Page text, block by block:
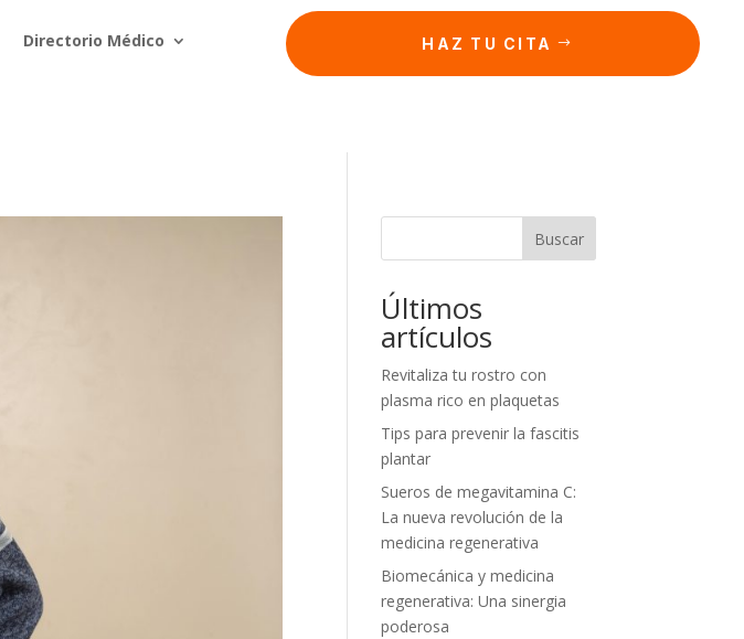
Directorio Médico
HAZ TU CITA
Buscar
Últimos
artículos
Revitaliza tu rostro con
plasma rico en plaquetas
Tips para prevenir la fascitis
plantar
Sueros de megavitamina C:
La nueva revolución de la
medicina regenerativa
Biomecánica y medicina
regenerativa: Una sinergia
poderosa